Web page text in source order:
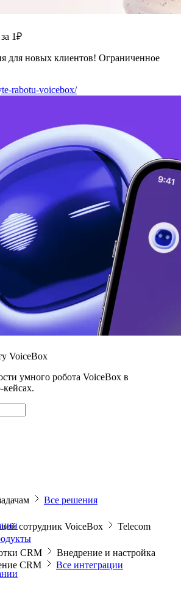
1₽
для новых клиентов! Ограниченное
rabotu-voicebox/
VoiceBox
умного робота VoiceBox в
Все решения
сотрудник VoiceBox
Telecom
CRM
Внедрение и настройка
CRM Все интеграции